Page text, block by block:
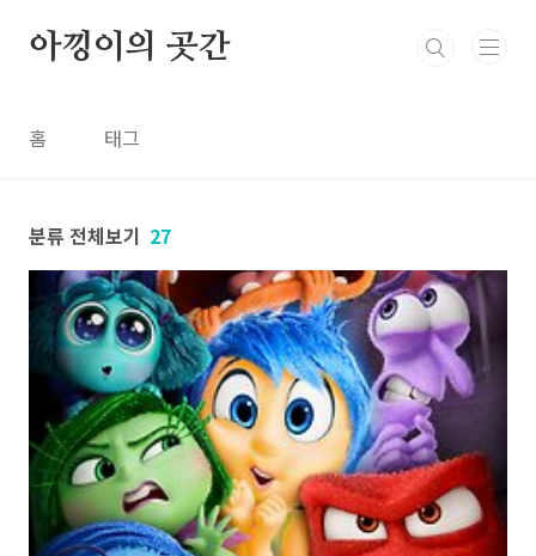
아낑이의 곳간
홈 태그
분류 전체보기 27